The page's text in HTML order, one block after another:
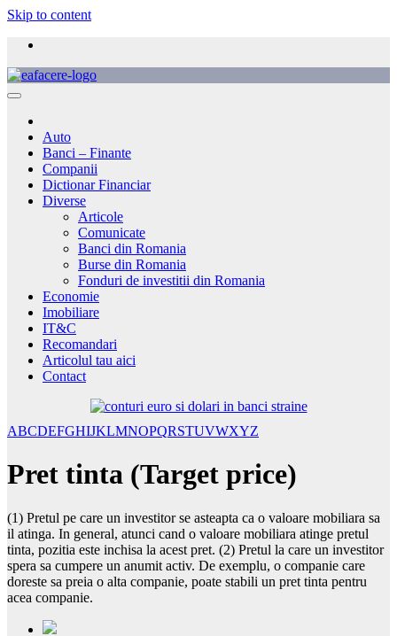
Skip to content
Auto
Banci – Finante
Companii
Dictionar Financiar
Diverse
Articole
Comunicate
Banci din Romania
Burse din Romania
Fonduri de investitii din Romania
Economie
Imobiliare
IT&C
Recomandari
Articolul tau aici
Contact
ABCDEFGHIJKLMNOPQRSTUVWXYZ
Pret tinta (Target price)
(1) Pretul pe care un investitor se asteapta ca o valoare mobiliara sa
il atinga. In general, atunci cand o valoare mobiliara atinge pretul
tinta, pozitia este inchisa la acest pret. (2) Pretul la care un investitor
spera sa cumpere un anumit activ. De exemplu, o companie care
doreste sa preia o alta companie, poate stabili un pret tinta pentru
acea companie.